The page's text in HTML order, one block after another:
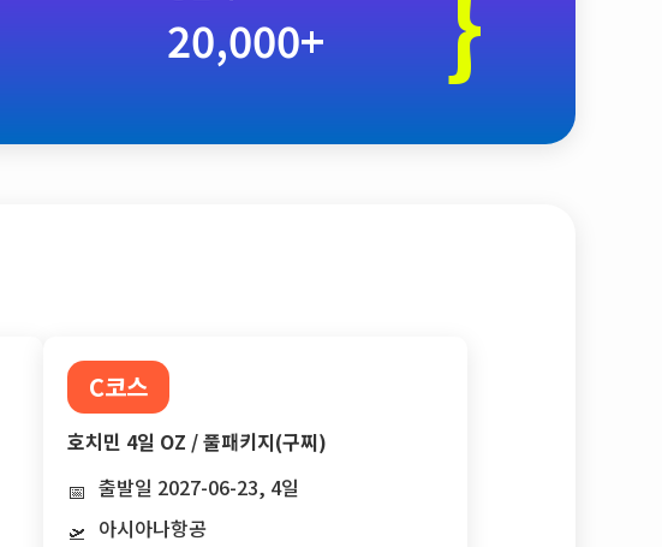
20,000+
C코스
호치민 4일 OZ / 풀패키지(구찌)
📅 출발일 2027-06-23, 4일
🛫 아시아나항공